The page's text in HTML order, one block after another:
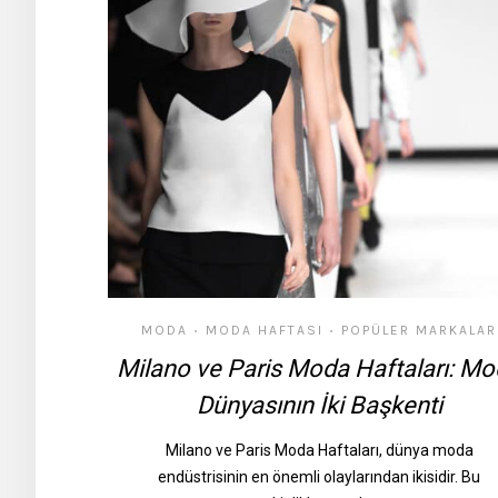
MODA • MODA HAFTASI • POPÜLER MARKALAR
Milano ve Paris Moda Haftaları:
Dünyasının İki Başkenti
Milano ve Paris Moda Haftaları, dünya moda
endüstrisinin en önemli olaylarından ikisidir. Bu